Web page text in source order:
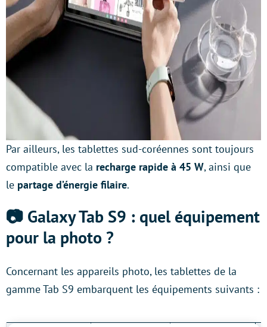
Par ailleurs, les tablettes sud-coréennes sont toujours
compatible avec la recharge rapide à 45 W, ainsi que
le partage d’énergie filaire.
📷 Galaxy Tab S9 : quel équipement
pour la photo ?
Concernant les appareils photo, les tablettes de la
gamme Tab S9 embarquent les équipements suivants :